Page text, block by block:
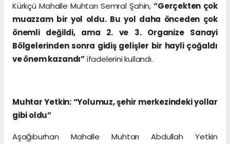
Kürkçü Mahalle Muhtarı Semral Şahin,“Gerçekten çok
muazzam bir yol oldu. Bu yol daha önceden çok
önemli değildi, ama 2. ve 3. Organize Sanayi
Bölgelerinden sonra gidiş gelişler bir hayli çoğaldı
ve önem kazandı”ifadelerini kullandı.
Muhtar Yetkin: “Yolumuz, şehir merkezindeki yollar
gibi oldu”
Aşağıburhan Mahalle Muhtarı Abdullah Yetkin